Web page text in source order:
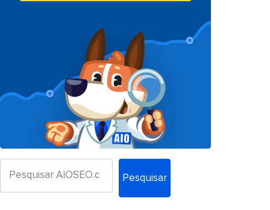
Pesquisar